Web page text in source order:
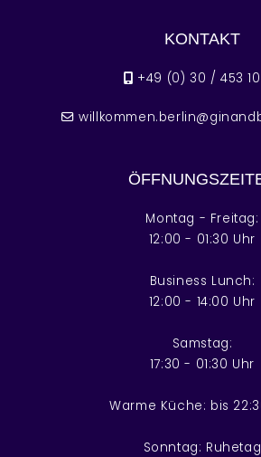
KONTAKT
+49 (0) 30 / 453
Montag - Freitag:
12:00 - 01:30 Uhr
Business Lunch:
12:00 - 14:00 Uhr
Samstag:
17:30 - 01:30 Uhr
Warme Küche: bis
Sonntag: Ruhetag